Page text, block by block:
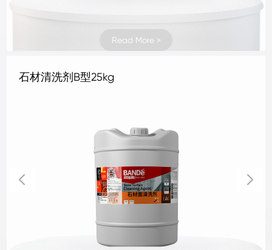
Read More >
地坪抛光液4kg
Read More >
地坪补强剂 1KG
Read More >
地坪补强剂 4KG
Read More >
混凝土密封固化剂1kg
Read More >
混凝土密封固化剂4kg
Read More >
水晶地坪液体硬化剂 1kg
Read More >
水晶地坪液体硬化剂 4kg
Read More >
地坪抛光液25kg
Read More >
地坪抛光液1kg
Read More >
三合一无机面涂25kg铁桶
Read More >
罩面剂
Read More >
抗碱底剂25kg
Read More >
石材清洗剂B型25kg
Read More >
石材清洗剂A型25kg
Read More >
水性石材防护剂25kg
Read More >
柔性防水剂25kg
Read More >
水泥面补缝剂25kg
Read More >
水泥面补孔洞剂25kg
Read More >
地面防尘剂25kg
Read More >
水泥面防护剂25kg
Read More >
墙地面防潮剂25kg
Read More >
水泥面修面剂25kg
Read More >
水泥面修补液25kg
Read More >
刚性防水剂25kg